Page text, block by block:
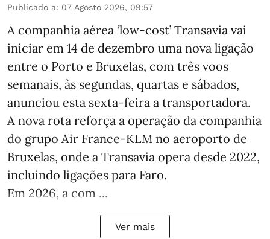
Publicado a: 07 Agosto 2026, 09:57
A companhia aérea ‘low-cost’ Transavia vai
iniciar em 14 de dezembro uma nova ligação
entre o Porto e Bruxelas, com três voos
semanais, às segundas, quartas e sábados,
anunciou esta sexta-feira a transportadora.
A nova rota reforça a operação da companhia
do grupo Air France-KLM no aeroporto de
Bruxelas, onde a Transavia opera desde 2022,
incluindo ligações para Faro.
Em 2026, a com ...
Ver mais